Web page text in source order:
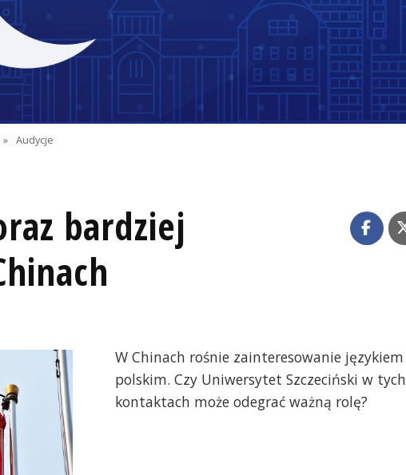
» Audycje
bardziej
W Chinach rośnie zainteresowanie językiem
polskim. Czy Uniwersytet Szczeciński w tych
kontaktach może odegrać ważną rolę?